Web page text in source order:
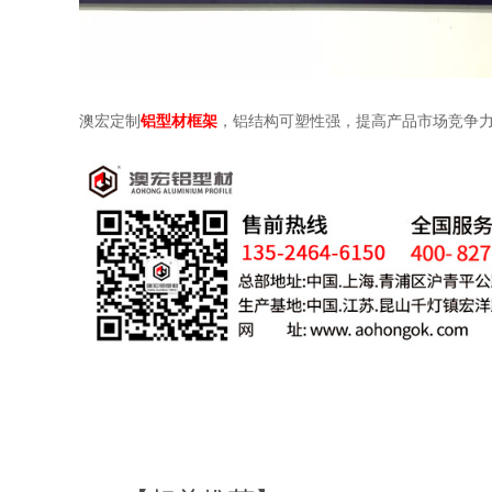
澳宏定制 铝型材框架 ，铝结构可塑性强，提高产品市场竞争